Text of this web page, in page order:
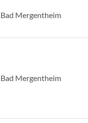
Bad Mergentheim
Bad Mergentheim